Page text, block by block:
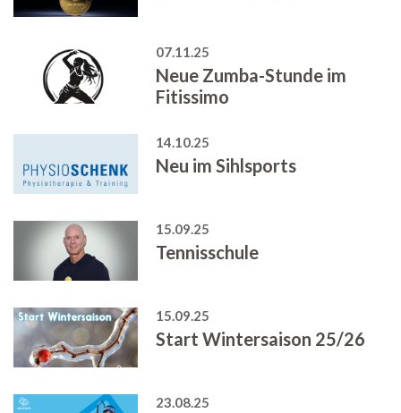
07.11.25
Neue Zumba-Stunde im
Fitissimo
14.10.25
Neu im Sihlsports
15.09.25
Tennisschule
15.09.25
Start Wintersaison 25/26
23.08.25